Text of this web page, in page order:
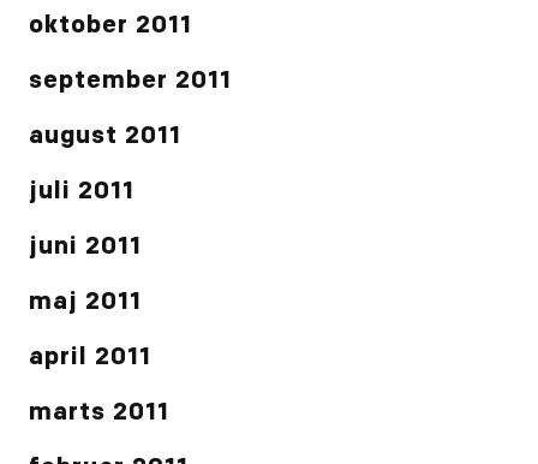
oktober 2011
september 2011
august 2011
juli 2011
juni 2011
maj 2011
april 2011
marts 2011